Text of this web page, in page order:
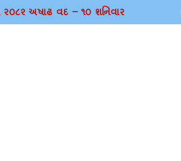
અષાઢ વદ – ૧૦ શનિવાર